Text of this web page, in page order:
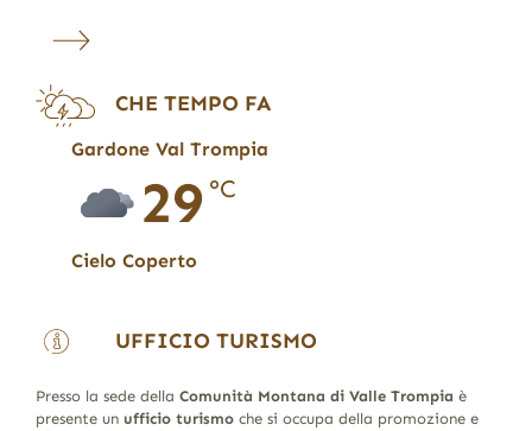
CHE TEMPO FA
Gardone Val Trompia
29 °C
Cielo Coperto
UFFICIO TURISMO
Presso la sede della Comunità Montana di Valle Trompia è
presente un ufficio turismoche si occupa della promozione e